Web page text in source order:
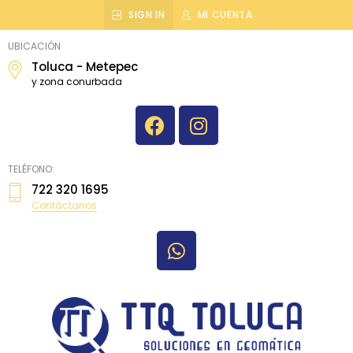
SIGN IN MI CUENTA
topografiatoluca
UBICACIÓN
Toluca - Metepec
y zona conurbada
TELÉFONO:
722 320 1695
Contáctanos